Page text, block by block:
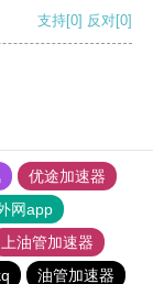
支持[0] 反对[0]
优途加速器
网app
上油管加速器
油管加速器